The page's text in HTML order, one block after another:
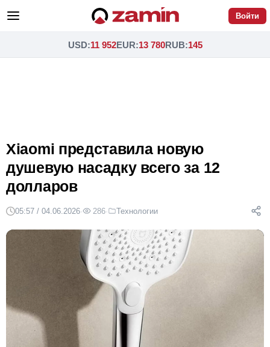
Войти
USD:11 952EUR:13 780RUB:145
Xiaomi представила новую
душевую насадку всего за 12
долларов
05:57 / 04.06.2026· 286· Технологии